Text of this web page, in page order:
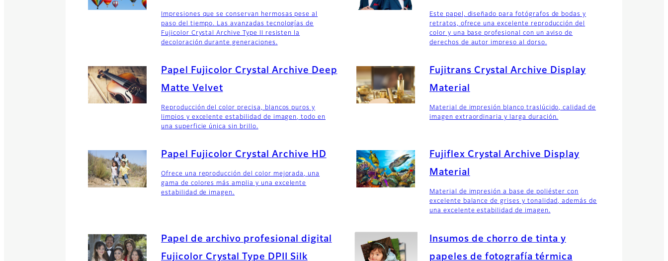
Impresiones que se conservan hermosas pese al
paso del tiempo. Las avanzadas tecnologías de
Fujicolor Crystal Archive Type II resisten la
decoloración durante generaciones.
Este papel, diseñado para fotógrafos de bodas y
retratos, ofrece una excelente reproducción del
color y una base profesional con un aviso de
derechos de autor impreso al dorso.
Papel Fujicolor Crystal Archive Deep
Matte Velvet
Reproducción del color precisa, blancos puros y
limpios y excelente estabilidad de imagen, todo en
una superficie única sin brillo.
Fujitrans Crystal Archive Display
Material
Material de impresión blanco traslúcido, calidad de
imagen extraordinaria y larga duración.
Papel Fujicolor Crystal Archive HD
Ofrece una reproducción del color mejorada, una
gama de colores más amplia y una excelente
estabilidad de imagen.
Fujiflex Crystal Archive Display
Material
Material de impresión a base de poliéster con
excelente balance de grises y tonalidad, además de
una excelente estabilidad de imagen.
Papel de archivo profesional digital
Fujicolor Crystal Type DPII Silk
Insumos de chorro de tinta y
papeles de fotografía térmica